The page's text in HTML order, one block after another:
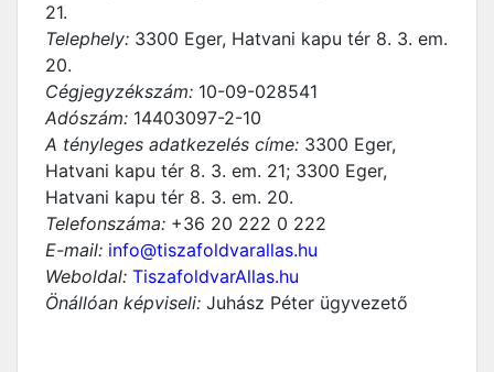
21.
Telephely: 3300 Eger, Hatvani kapu tér 8. 3. em.
20.
Cégjegyzékszám: 10-09-028541
Adószám: 14403097-2-10
A tényleges adatkezelés címe: 3300 Eger,
Hatvani kapu tér 8. 3. em. 21; 3300 Eger,
Hatvani kapu tér 8. 3. em. 20.
Telefonszáma: +36 20 222 0 222
E-mail: info@tiszafoldvarallas.hu
Weboldal: TiszafoldvarAllas.hu
Önállóan képviseli: Juhász Péter ügyvezető